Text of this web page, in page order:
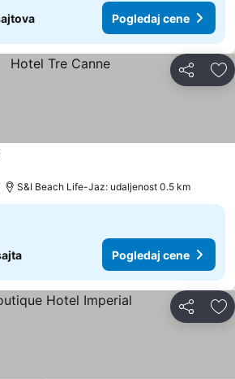
Pogledaj cene
Deli
S&I Beach Life-Jaz: udaljenost 0.5 km
Pogledaj cene
Deli